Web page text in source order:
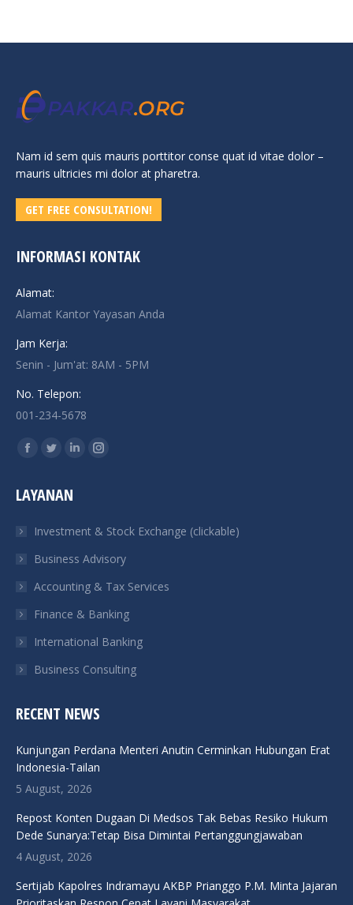
Nam id sem quis mauris porttitor conse quat id vitae dolor –
mauris ultricies mi dolor at pharetra.
GET FREE CONSULTATION!
INFORMASI KONTAK
Alamat:
Alamat Kantor Yayasan Anda
Jam Kerja:
Senin - Jum'at: 8AM - 5PM
No. Telepon:
001-234-5678
Find us on:
Facebook
opens
new
window
Twitter
opens
new
window
Linkedin
new
window
Instagram
new
window
LAYANAN
Investment & Stock Exchange (clickable)
Business Advisory
Accounting & Tax Services
Finance & Banking
International Banking
Business Consulting
RECENT NEWS
Kunjungan Perdana Menteri Anutin Cerminkan Hubungan Erat
Indonesia-Tailan
5 August, 2026
Repost Konten Dugaan Di Medsos Tak Bebas Resiko Hukum
Dede Sunarya:Tetap Bisa Dimintai Pertanggungjawaban
4 August, 2026
Sertijab Kapolres Indramayu AKBP Prianggo P.M. Minta Jajaran